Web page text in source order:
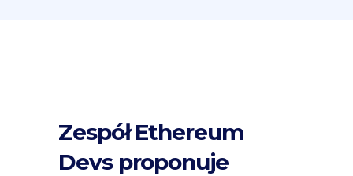
Zespół Ethereum
Devs proponuje